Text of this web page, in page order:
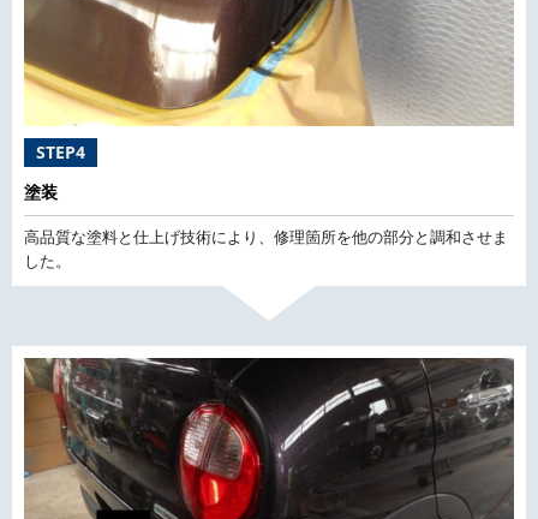
STEP4
塗装
高品質な塗料と仕上げ技術により、修理箇所を他の部分と調和させま
した。